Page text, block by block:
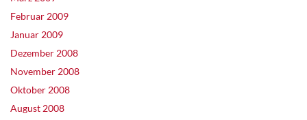
Februar 2009
Januar 2009
Dezember 2008
November 2008
Oktober 2008
August 2008